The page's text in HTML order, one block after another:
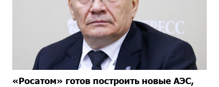
«Росатом» готов построить новые АЭС,